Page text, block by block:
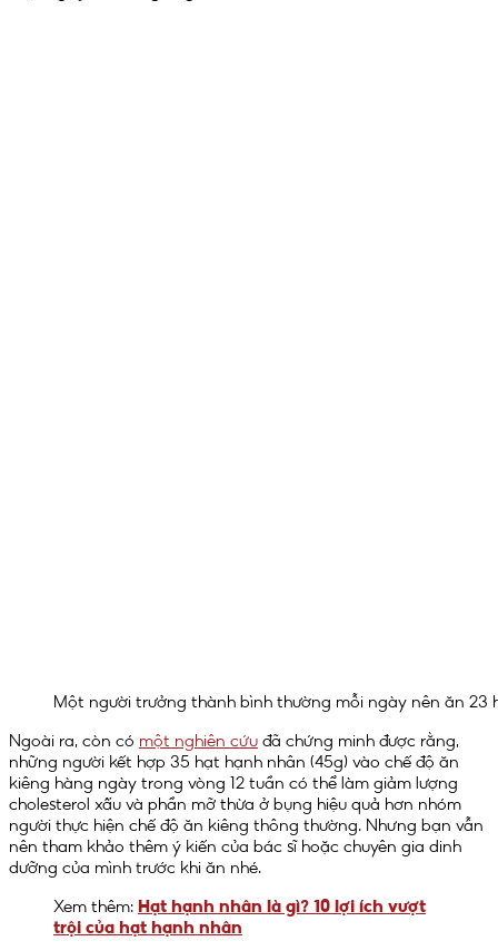
Một người trưởng thành bình thường mỗi ngày nên ăn 23
Ngoài ra, còn có một nghiên cứu đã chứng minh được rằng,
những người kết hợp 35 hạt hạnh nhân (45g) vào chế độ ăn
kiêng hàng ngày trong vòng 12 tuần có thể làm giảm lượng
cholesterol xấu và phần mỡ thừa ở bụng hiệu quả hơn nhóm
người thực hiện chế độ ăn kiêng thông thường. Nhưng bạn vẫn
nên tham khảo thêm ý kiến của bác sĩ hoặc chuyên gia dinh
dưỡng của mình trước khi ăn nhé.
Xem thêm: Hạt hạnh nhân là gì? 10 lợi ích vượt
trội của hạt hạnh nhân